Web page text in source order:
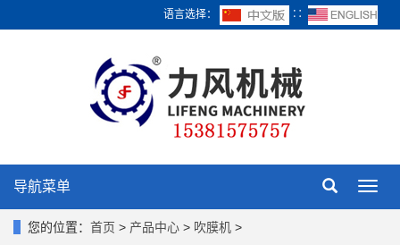
语言选择： ∷
导航菜单
您的位置： 首页 > 产品中心 > 吹膜机 >